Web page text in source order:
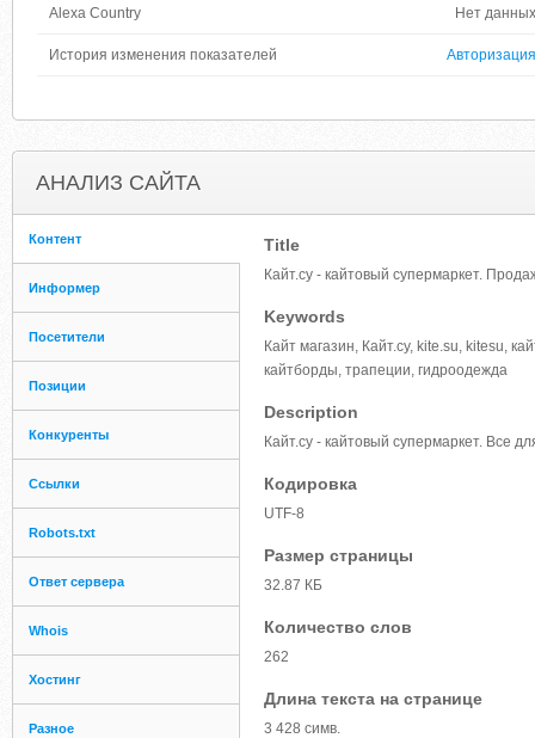
Alexa Country Нет данных
История изменения показателей Авторизация
АНАЛИЗ САЙТА
Контент
Информер
Посетители
Позиции
Конкуренты
Ссылки
Robots.txt
Ответ сервера
Whois
Хостинг
Разное
Title
Кайт.су - кайтовый супермаркет.
Keywords
Кайт магазин, Кайт.су, kite.su, kitesu,
кайтборды, трапеции, гидроодежда
Description
Кайт.су - кайтовый супермаркет. Все
Кодировка
UTF-8
Размер страницы
32.87 КБ
Количество слов
262
Длина текста на странице
3 428 симв.